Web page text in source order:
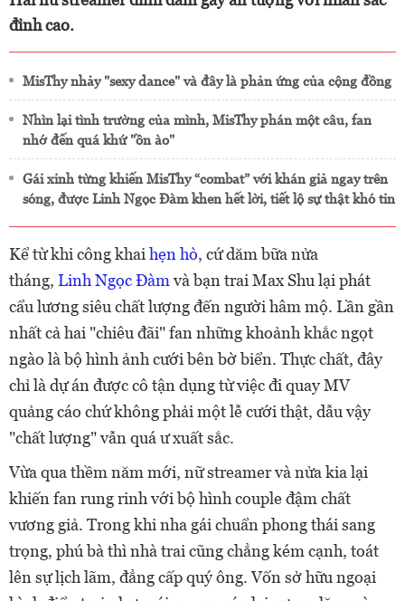
đỉnh cao.
MisThy nhảy "sexy dance" và đây là phản ứng của cộng đồng
Nhìn lại tình trường của mình, MisThy phán một câu, fan
nhớ đến quá khứ "ồn ào"
Gái xinh từng khiến MisThy “combat” với khán giả ngay trên
sóng, được Linh Ngọc Đàm khen hết lời, tiết lộ sự thật khó tin
Kể từ khi công khai hẹn hò, cứ dăm bữa nửa
tháng, Linh Ngọc Đàmvà bạn trai Max Shu lại phát
cẩu lương siêu chất lượng đến người hâm mộ. Lần gần
nhất cả hai "chiêu đãi" fan những khoảnh khắc ngọt
ngào là bộ hình ảnh cưới bên bờ biển. Thực chất, đây
chỉ là dự án được cô tận dụng từ việc đi quay MV
quảng cáo chứ không phải một lễ cưới thật, dẫu vậy
"chất lượng" vẫn quá ư xuất sắc.
Vừa qua thềm năm mới, nữ streamer và nửa kia lại
khiến fan rung rinh với bộ hình couple đậm chất
vương giả. Trong khi nha gái chuẩn phong thái sang
trọng, phú bà thì nhà trai cũng chẳng kém cạnh, toát
lên sự lịch lãm, đẳng cấp quý ông. Vốn sở hữu ngoại